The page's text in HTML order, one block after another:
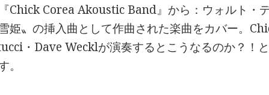
Chick Corea Akoustic Band』から：ウォルト・
雪姫〟の挿入曲として作曲された楽曲をカバー。
・Dave Wecklが演奏するとこうなるのか？！
。